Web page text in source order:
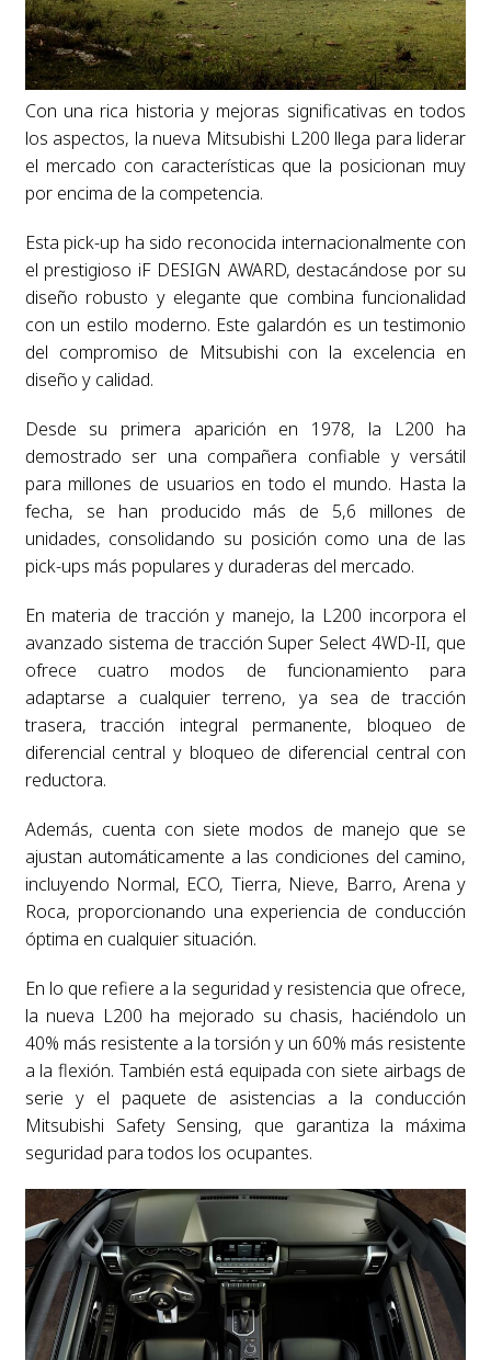
Con una rica historia y mejoras significativas en todos
los aspectos, la nueva Mitsubishi L200 llega para liderar
el mercado con características que la posicionan muy
por encima de la competencia.
Esta pick-up ha sido reconocida internacionalmente con
el prestigioso iF DESIGN AWARD, destacándose por su
diseño robusto y elegante que combina funcionalidad
con un estilo moderno. Este galardón es un testimonio
del compromiso de Mitsubishi con la excelencia en
diseño y calidad.
Desde su primera aparición en 1978, la L200 ha
demostrado ser una compañera confiable y versátil
para millones de usuarios en todo el mundo. Hasta la
fecha, se han producido más de 5,6 millones de
unidades, consolidando su posición como una de las
pick-ups más populares y duraderas del mercado.
En materia de tracción y manejo, la L200 incorpora el
avanzado sistema de tracción Super Select 4WD-II, que
ofrece cuatro modos de funcionamiento para
adaptarse a cualquier terreno, ya sea de tracción
trasera, tracción integral permanente, bloqueo de
diferencial central y bloqueo de diferencial central con
reductora.
Además, cuenta con siete modos de manejo que se
ajustan automáticamente a las condiciones del camino,
incluyendo Normal, ECO, Tierra, Nieve, Barro, Arena y
Roca, proporcionando una experiencia de conducción
óptima en cualquier situación.
En lo que refiere a la seguridad y resistencia que ofrece,
la nueva L200 ha mejorado su chasis, haciéndolo un
40% más resistente a la torsión y un 60% más resistente
a la flexión. También está equipada con siete airbags de
serie y el paquete de asistencias a la conducción
Mitsubishi Safety Sensing, que garantiza la máxima
seguridad para todos los ocupantes.